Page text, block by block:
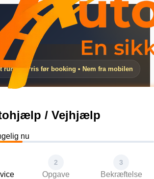
• Pris før booking • Nem fra mobilen
/ Vejhjælp
nu
2
Opgave
3
Bekræftelse